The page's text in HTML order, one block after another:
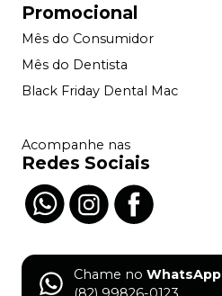
Promocional
Mês do Consumidor
Mês do Dentista
Black Friday Dental Mac
Acompanhe nas
Redes Sociais
Chame no WhatsApp